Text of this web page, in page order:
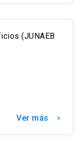
(JUNAEB
Ver más keyboard_arrow_right